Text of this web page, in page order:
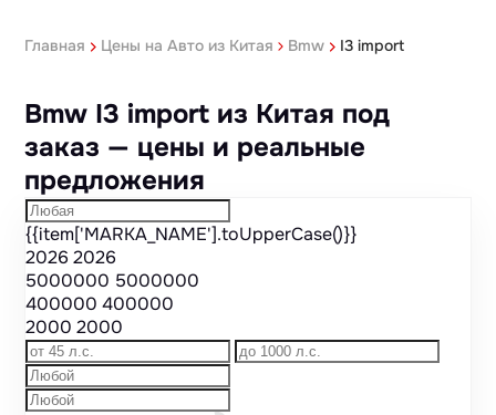
Главная Цены на Авто из Китая Bmw I3 import
Bmw I3 import из Китая под
заказ — цены и реальные
предложения
{{item['MARKA_NAME'].toUpperCase()}}
20262026
5000000 5000000
400000400000
20002000